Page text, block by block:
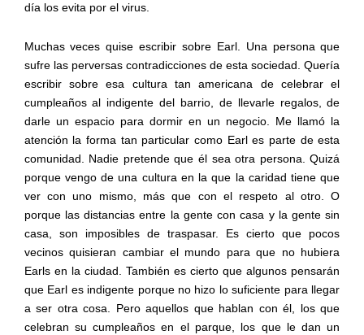
día los evita por el virus.
Muchas veces quise escribir sobre Earl. Una persona que
sufre las perversas contradicciones de esta sociedad. Quería
escribir sobre esa cultura tan americana de celebrar el
cumpleaños al indigente del barrio, de llevarle regalos, de
darle un espacio para dormir en un negocio. Me llamó la
atención la forma tan particular como Earl es parte de esta
comunidad. Nadie pretende que él sea otra persona. Quizá
porque vengo de una cultura en la que la caridad tiene que
ver con uno mismo, más que con el respeto al otro. O
porque las distancias entre la gente con casa y la gente sin
casa, son imposibles de traspasar. Es cierto que pocos
vecinos quisieran cambiar el mundo para que no hubiera
Earls en la ciudad. También es cierto que algunos pensarán
que Earl es indigente porque no hizo lo suficiente para llegar
a ser otra cosa. Pero aquellos que hablan con él, los que
celebran su cumpleaños en el parque, los que le dan un